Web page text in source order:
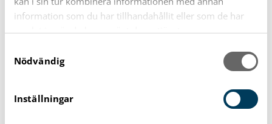
information som du har tillhandahållit eller som de har
samlat in när du har använt deras tjänster.
Nödvändig
Inställningar